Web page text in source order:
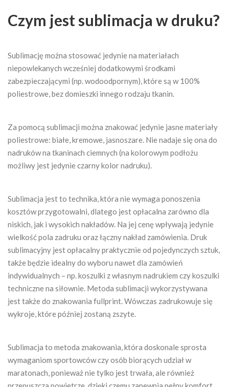
Czym jest sublimacja w druku?
Sublimację można stosować jedynie na materiałach
niepowlekanych wcześniej dodatkowymi środkami
zabezpieczającymi (np. wodoodpornym), które są w 100%
poliestrowe, bez domieszki innego rodzaju tkanin.
Za pomocą sublimacji można znakować jedynie jasne materiały
poliestrowe: białe, kremowe, jasnoszare. Nie nadaje się ona do
nadruków na tkaninach ciemnych (na kolorowym podłożu
możliwy jest jedynie czarny kolor nadruku).
Sublimacja jest to technika, która nie wymaga ponoszenia
kosztów przygotowalni, dlatego jest opłacalna zarówno dla
niskich, jak i wysokich nakładów. Na jej cenę wpływają jedynie
wielkość pola zadruku oraz łączny nakład zamówienia. Druk
sublimacyjny jest opłacalny praktycznie od pojedynczych sztuk,
także będzie idealny do wyboru nawet dla zamówień
indywidualnych – np. koszulki z własnym nadrukiem czy koszulki
techniczne na siłownie. Metoda sublimacji wykorzystywana
jest także do znakowania fullprint. Wówczas zadrukowuje się
wykroje, które później zostaną zszyte.
Sublimacja to metoda znakowania, która doskonale sprosta
wymaganiom sportowców czy osób biorących udział w
maratonach, ponieważ nie tylko jest trwała, ale również